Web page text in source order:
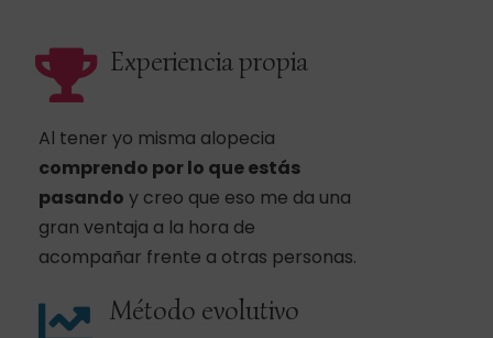
Experiencia propia
Al tener yo misma alopecia
comprendo por lo que estás
pasando y creo que eso me da una
gran ventaja a la hora de
acompañar frente a otras personas.
Método evolutivo